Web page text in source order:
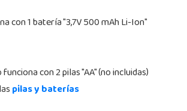
con 1 batería "3,7V 500 mAh Li-Ion"
con 2 pilas "AA" (no incluidas)
pilas y baterías